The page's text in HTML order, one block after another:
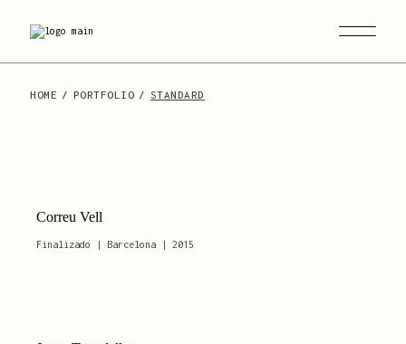
HOME PORTFOLIO STANDARD
Correu Vell
Finalizado | Barcelona | 2015